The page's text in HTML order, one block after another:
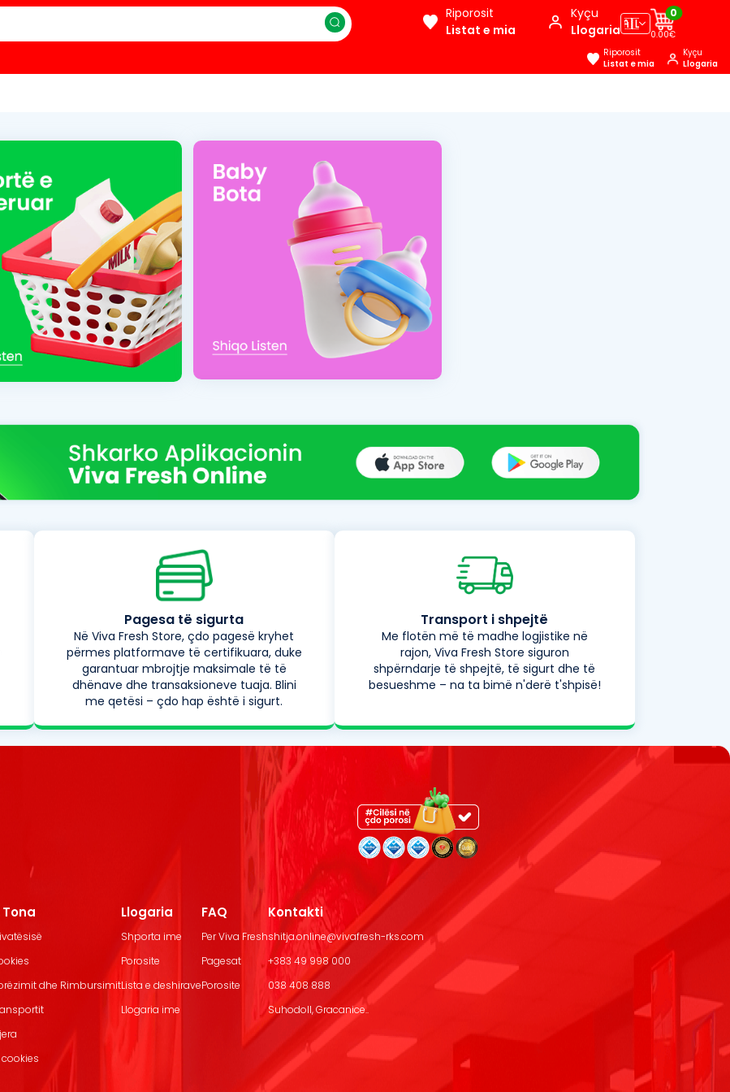
Riporosit
Listat e mia
Kyçu
Llogaria🇦🇱
0
0.00€
Riporosit
Listat e mia
Kyçu
Llogaria
Pagesa të sigurta
Në Viva Fresh Store, çdo pagesë kryhet
përmes platformave të certifikuara, duke
garantuar mbrojtje maksimale të të
dhënave dhe transaksioneve tuaja. Blini
me qetësi – çdo hap është i sigurt.
Transport i shpejtë
Me flotën më të madhe logjistike në
rajon, Viva Fresh Store siguron
shpërndarje të shpejtë, të sigurt dhe të
besueshme – na ta bimë n'derë t'shpisë!
dhe Rimbursimit
Llogaria
Shporta ime
Porosite
Lista e deshirave
Llogaria ime
FAQ
Per Viva Fresh
Pagesat
Porosite
Kontakti
shitja.online@vivafresh-rks.com
+383 49 998 000
038 408 888
Suhodoll, Gracanice..